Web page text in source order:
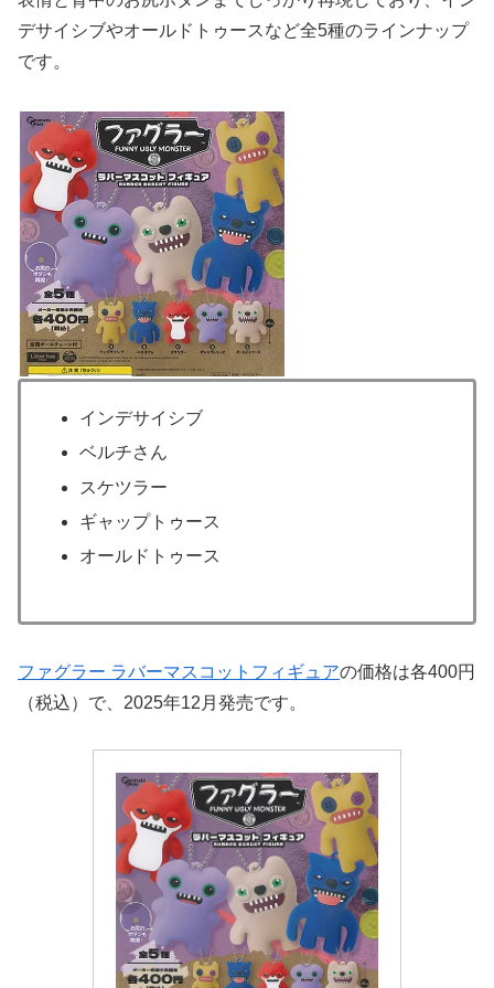
デサイシブやオールドトゥースなど全5種のラインナップ
です。
インデサイシブ
ベルチさん
スケツラー
ギャップトゥース
オールドトゥース
ファグラー ラバーマスコットフィギュアの価格は各400円
（税込）で、2025年12月発売です。